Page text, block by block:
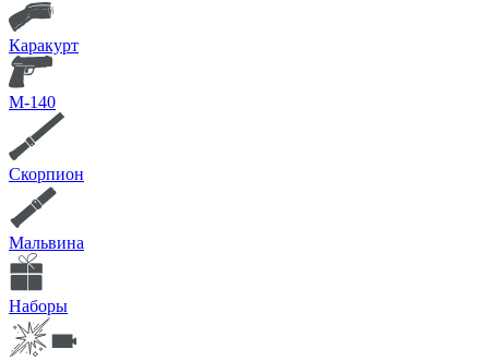
Каракурт
М-140
Скорпион
Мальвина
Наборы